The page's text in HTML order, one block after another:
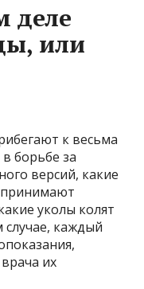
деле
или
к весьма
борьбе за
версий, какие
принимают
уколы колят
случае, каждый
их